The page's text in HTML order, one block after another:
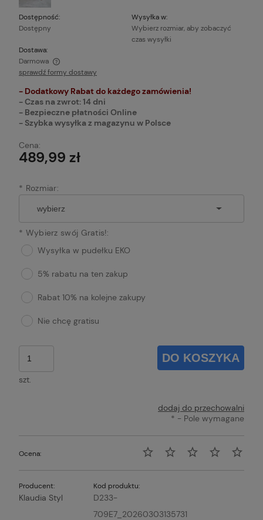
Dostępność:
Dostępny
Wysyłka w:
Wybierz rozmiar, aby zobaczyć
czas wysyłki
Dostawa:
Darmowa
Cena nie zawiera ewentualnych kosztów płatności
sprawdź formy dostawy
- Dodatkowy Rabat do każdego zamówienia!
- Czas na zwrot: 14 dni
- Bezpieczne płatności Online
- Szybka wysyłka z magazynu w Polsce
Cena:
489,99 zł
* Rozmiar:
* Wybierz swój Gratis!:
Wysyłka w pudełku EKO
5% rabatu na ten zakup
Rabat 10% na kolejne zakupy
Nie chcę gratisu
szt.
DO KOSZYKA
dodaj do przechowalni
* - Pole wymagane
Ocena:
Producent:
Klaudia Styl
Kod produktu:
D233-
709E7_20260303135731